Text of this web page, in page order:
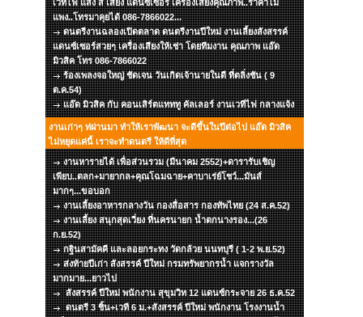
เวทีไฟ แสง สี เสียง แดนซ์เซอร์ เครื่องเสียงคุณภาพ..ราคาไม่
แพง..โทรมาคุยได้ 086-7866022...
ดนตรีงานฉลองเปิดตลาด ดนตรีงานปีใหม่ งานเลี้ยงสังสรรค์
แดนซ์เซอร์สวยๆ เครื่องเสียงให้เช่า โดยทีมงาน คุณภาพ แอ๊ด
มิวสิค โทร 086-7866022
ร้องเพลงจอใหญ่ ชัดเจน วันเกิดเจ้านายในดี ที่ตลิ่งชัน ( 9
ต.ค.54)
แอ๊ด มิวสิค กับ คอนเสิร์ตแทททู คัลเลอร์ งานเวทีไฟ กลางแจ้ง
งานเก่าๆ ท่ผ่านมา ทำให้เราพัฒนา จะดีขึ้นในปีต่อไป แอ๊ด มิวสิค
ไม่หยุดแค่นี้ เราจะทำดนตรี ให้ดีที่สุด
งานหารายได้ เพื่อส่วนรวม (มีนาคม 2552)+ดารารับเชิญ
เพียบ..ตลก+มายากล+คุณโฉมฉาย+คาบาเร่ย์โชว์...มันส์
มากๆ...ขอบอก
งานเลี้ยงอาหารกลางวัน กองสื่อสาร กองทัพไทย (24 ส.ค.52)
งานเลี้ยง สนุกสุดเวี่ยง ที่นครนายก น้ำตกนางรอง...(26
ก.ย.52)
กฐินสามัคคี และลอยกระทง วัดกล้วย นนทบุรี ( 1-2 พ.ย.52)
ส่งท้ายปีเก่า สังสรรค์ ปีใหม่ กรมทรัพยากรน้ำ แจกรางวัล
มากมาย...ยาวไป
สังสรรค์ ปีใหม่ พนักงาน สุขุมวิท 12 แดนซ์กระจาย 26 ธ.ค.52
ดนตรี 3 ชิ้น+เวที 6 ม.+สังสรรค์ ปีใหม่ พนักงาน โรงงานน้ำ